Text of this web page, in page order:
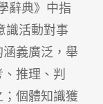
辭典》中指
識活動對事
義廣泛，舉
推理、判
個體知識獲